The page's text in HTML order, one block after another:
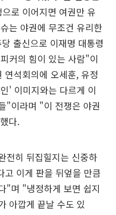
로 이어지면 여권만 유
는 야권에 무조건 유리한
출신으로 이재명 대통령
커의 힘이 있는 사람"이
석회의에 오세훈, 유정
' 이미지와는 다르게 이
"이라며 "이 전쟁은 야권
다.
전히 뒤집힐지는 신중하
이게 판을 뒤엎을 만큼
"며 "냉정하게 보면 쉽지
아깝게 끝날 수도 있